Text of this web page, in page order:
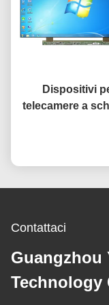
Dispositivi
telecamere a
Contattaci
Guangzhou
Technology